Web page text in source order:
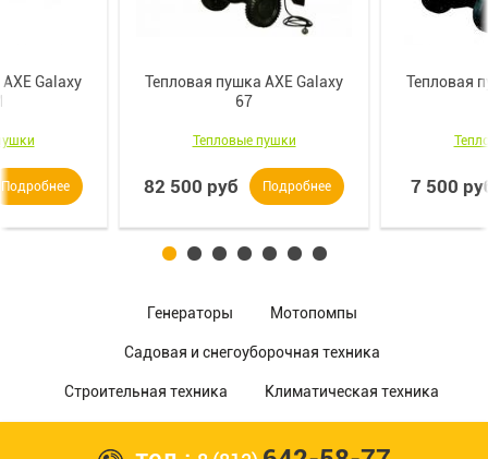
Galaxy
Подробнее
Тепловая пушка AXE Galaxy
67
Тепловые пушки
82 500 руб Подробнее
Тепловая
7 500
Генераторы Мотопомпы
Садовая и снегоуборочная техника
Строительная техника Климатическая техника